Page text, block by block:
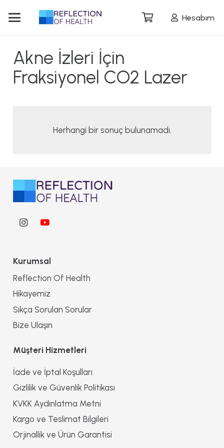
Hesabım
Akne İzleri İçin
Fraksiyonel CO2 Lazer​
Herhangi bir sonuç bulunamadı.
Kurumsal
Reflection Of Health
Hikayemiz
Sıkça Sorulan Sorular
Bize Ulaşın
Müşteri Hizmetleri
İade ve İptal Koşulları
Gizlilik ve Güvenlik Politikası
KVKK Aydınlatma Metni
Kargo ve Teslimat Bilgileri
Orjinallik ve Ürün Garantisi